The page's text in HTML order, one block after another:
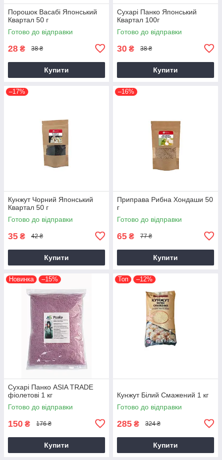
Порошок Васабі Японський
Квартал 50 г
Готово до відправки
28 ₴ 38 ₴
Купити
Сухарі Панко Японський
Квартал 100г
Готово до відправки
30 ₴ 38 ₴
Купити
–17%
Кунжут Чорний Японський
Квартал 50 г
Готово до відправки
35 ₴ 42 ₴
Купити
–16%
Приправа Рибна Хондаши 50
г
Готово до відправки
65 ₴ 77 ₴
Купити
Новинка –15%
Сухарі Панко ASIA TRADE
фіолетові 1 кг
Готово до відправки
150 ₴ 176 ₴
Купити
Топ –12%
Кунжут Білий Смажений 1 кг
Готово до відправки
285 ₴ 324 ₴
Купити